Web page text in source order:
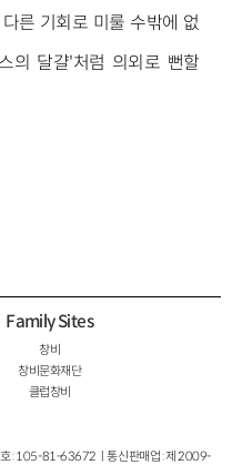
른 기회로 미룰 수밖에 없
의 달걀'처럼 의외로 뻔할
Family Sites
창비
창비문화재단
클럽창비
호 : 105-81-63672ㅣ통신판매업 : 제 2009-